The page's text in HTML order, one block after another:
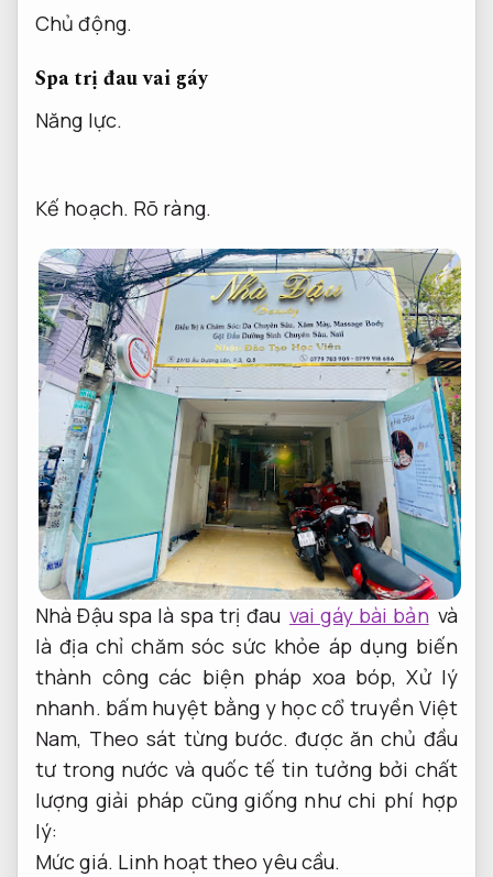
Chủ động.
Spa trị đau vai gáy
Năng lực.
Kế hoạch. Rõ ràng.
Nhà Đậu spa là spa trị đau vai gáy bài bản và
là địa chỉ chăm sóc sức khỏe áp dụng biến
thành công các biện pháp xoa bóp,Xử lý
nhanh. bấm huyệt bằng y học cổ truyền Việt
Nam, Theo sát từng bước. được ăn chủ đầu
tư trong nước và quốc tế tin tưởng bởi chất
lượng giải pháp cũng giống như chi phí hợp
lý:
Mức giá. Linh hoạt theo yêu cầu.